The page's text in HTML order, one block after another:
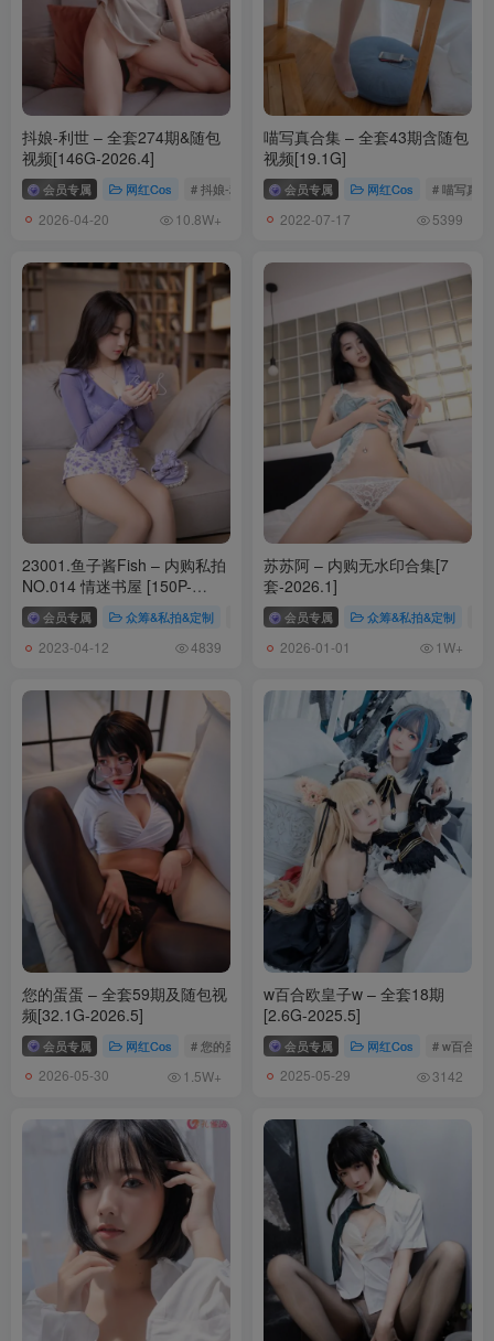
抖娘-利世 – 全套274期&随包
视频[146G-2026.4]
会员专属 网红Cos # 抖娘-利世
2026-04-20 10.8W+
喵写真合集 – 全套43期含随包
视频[19.1G]
会员专属 网红Cos # 喵写真
2022-07-17 5399
23001.鱼子酱Fish – 内购私拍
NO.014 情迷书屋 [150P-
1.90GB]
会员专属 众筹&私拍&定制 # 鱼子酱Fish # 鱼子酱Fish内购私拍
2023-04-12 4839
苏苏阿 – 内购无水印合集[7
套-2026.1]
会员专属 众筹&私拍&定制
2026-01-01 1W+
您的蛋蛋 – 全套59期及随包视
频[32.1G-2026.5]
会员专属 网红Cos # 您的蛋蛋
2026-05-30 1.5W+
w百合欧皇子w – 全套18期
[2.6G-2025.5]
会员专属 网红Cos # w百合欧
2025-05-29 3142